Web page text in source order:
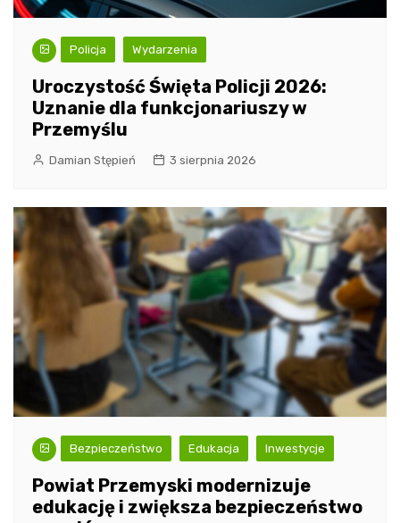
Policja Wydarzenia
Uroczystość Święta Policji 2026:
Uznanie dla funkcjonariuszy w
Przemyślu
Damian Stępień 3 sierpnia 2026
Bezpieczeństwo Edukacja Inwestycje
Powiat Przemyski modernizuje
edukację i zwiększa bezpieczeństwo